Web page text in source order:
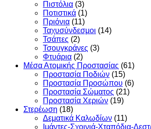
Πιστόλια (3)
Ποτιστικά (1)
Πριόνια (11)
Ταχυσύνδεσμοι (14)
Τσάπες (2)
Τσουγκράνες (3)
Φτυάρια (2)
Μέσα Ατομικής Προστασίας (61)
Προστασία Ποδιών (15)
Προστασία Προσώπου (6)
Προστασία Σώματος (21)
Προστασία Χεριών (19)
Στερέωση (18)
Δεματικά Καλωδίων (11)
Ιμάντες-Σχοινιά-Χταπόδια-